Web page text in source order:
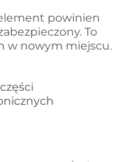
powinien
To
w nowym miejscu.